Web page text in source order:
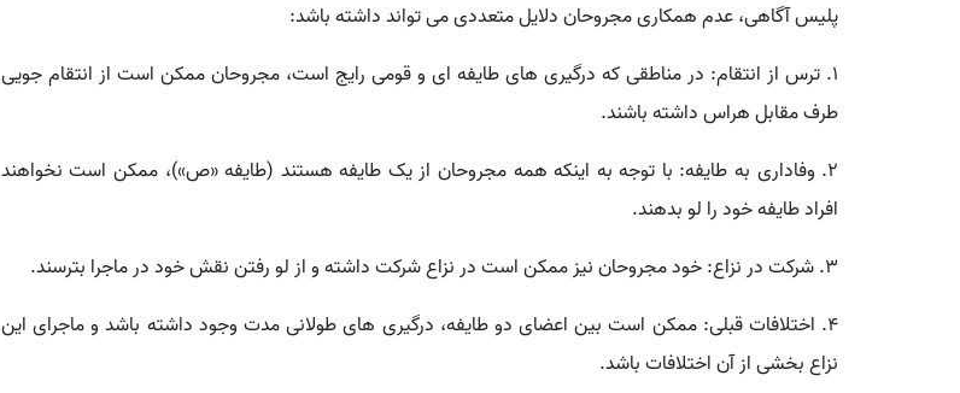
پلیس آگاهی، عدم همکاری مجروحان دلایل متعددی می تواند داشته باشد:
۱. ترس از انتقام: در مناطقی که درگیری های طایفه ای و قومی رایج است، مجروحان ممکن است از انتقام جویی
طرف مقابل هراس داشته باشند.
۲. وفاداری به طایفه: با توجه به اینکه همه مجروحان از یک طایفه هستند (طایفه «ص»)، ممکن است نخواهند
افراد طایفه خود را لو بدهند.
۳. شرکت در نزاع: خود مجروحان نیز ممکن است در نزاع شرکت داشته و از لو رفتن نقش خود در ماجرا بترسند.
۴. اختلافات قبلی: ممکن است بین اعضای دو طایفه، درگیری های طولانی مدت وجود داشته باشد و ماجرای این
نزاع بخشی از آن اختلافات باشد.